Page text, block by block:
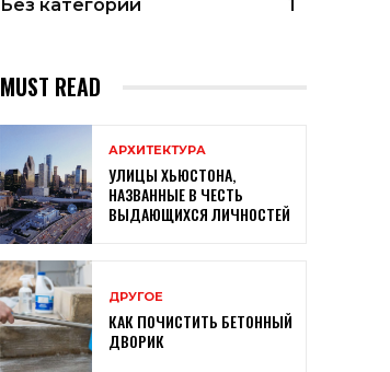
Без категории
1
MUST READ
АРХИТЕКТУРА
УЛИЦЫ ХЬЮСТОНА,
НАЗВАННЫЕ В ЧЕСТЬ
ВЫДАЮЩИХСЯ ЛИЧНОСТЕЙ
ДРУГОЕ
КАК ПОЧИСТИТЬ БЕТОННЫЙ
ДВОРИК